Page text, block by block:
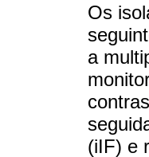
Os
a
(iIF) e